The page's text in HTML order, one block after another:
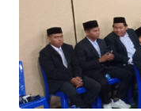
KONTAK
KAMI